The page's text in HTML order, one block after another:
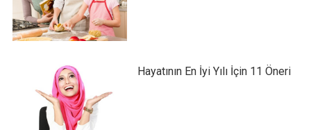
Hayatının En İyi Yılı İçin 11 Öneri